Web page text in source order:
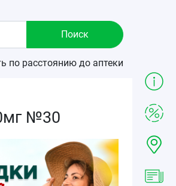
по расстоянию до аптеки
№30